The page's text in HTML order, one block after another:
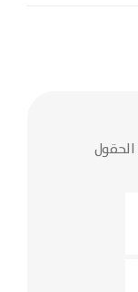
الحقول